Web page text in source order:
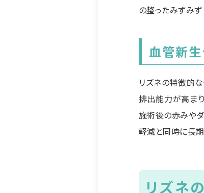
の整ったみずみ
血管新
リズネの特徴的
排出能力が高ま
施術後の赤みやダ
軽減と同時に長
リズネ